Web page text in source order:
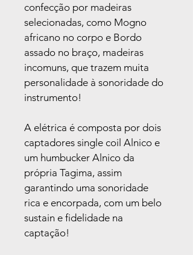
confecção por madeiras
selecionadas, como Mogno
africano no corpo e Bordo
assado no braço, madeiras
incomuns, que trazem muita
personalidade à sonoridade do
instrumento!
A elétrica é composta por dois
captadores single coil Alnico e
um humbucker Alnico da
própria Tagima, assim
garantindo uma sonoridade
rica e encorpada, com um belo
sustain e fidelidade na
captação!